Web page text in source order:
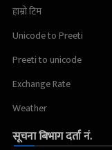
हाम्रो टिम
Unicode to Preeti
Preeti to unicode
Exchange Rate
Weather
सूचना बिभाग दर्ता नं.